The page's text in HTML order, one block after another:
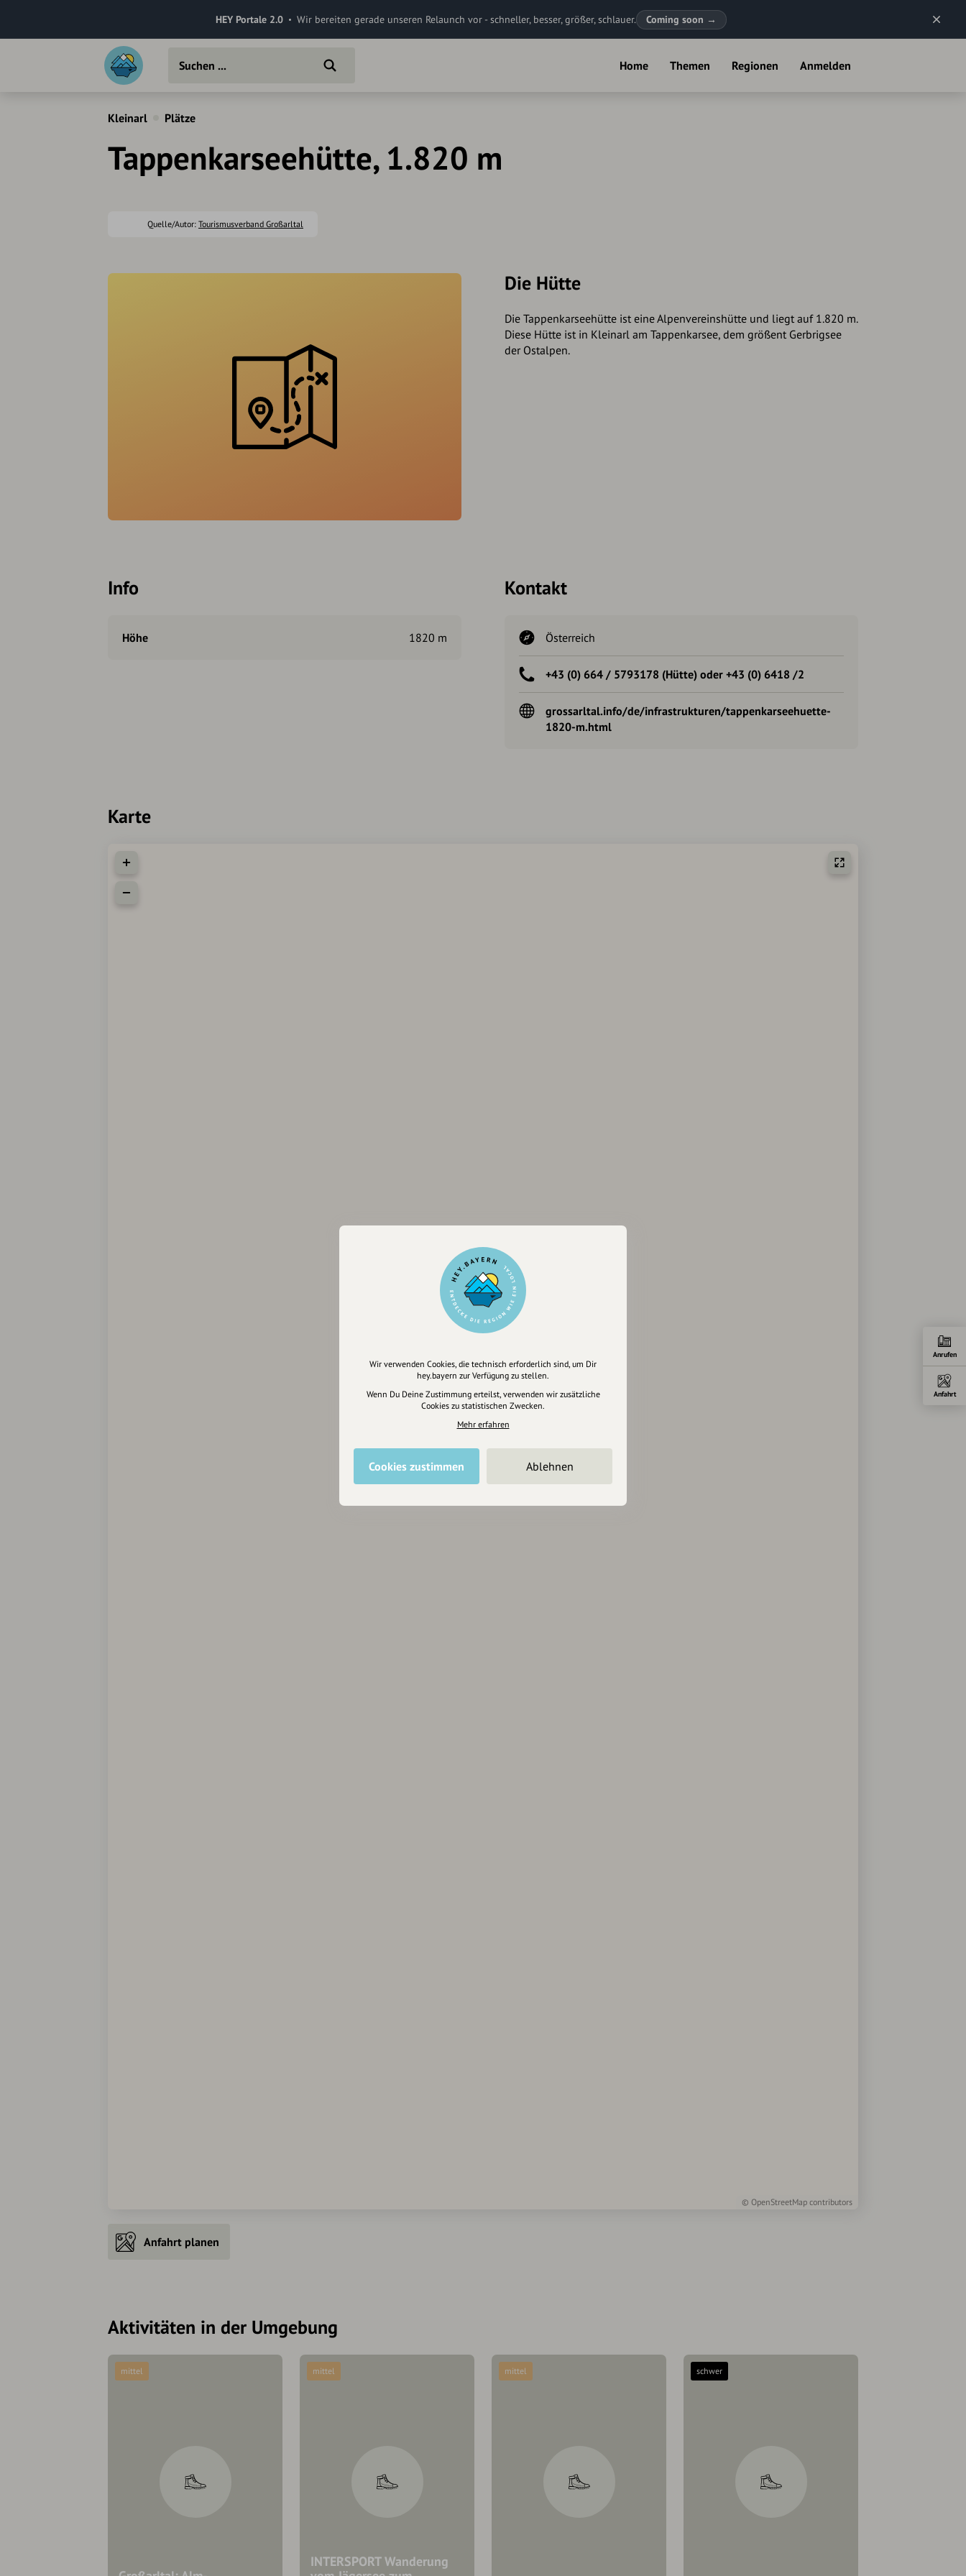
HEY Portale 2.0 Wir bereiten gerade unseren Relaunch vor - schneller, besser, größer, schlauer. Coming soon →
Home Themen Regionen Anmelden
Kleinarl Plätze
Tappenkarseehütte, 1.820 m
Quelle/Autor: Tourismusverband Großarltal
Die Hütte
Die Tappenkarseehütte ist eine Alpenvereinshütte und liegt auf 1.820 m.
Diese Hütte ist in Kleinarl am Tappenkarsee, dem größent Gerbrigsee
der Ostalpen.
Info
Höhe 1820 m
Kontakt
Österreich
+43 (0) 664 / 5793178 (Hütte) oder +43 (0) 6418 /2
grossarltal.info/de/infrastrukturen/tappenkarseehuette-
1820-m.html
Karte
© OpenStreetMap contributors
Anfahrt planen
Aktivitäten in der Umgebung
mittel
INTERSPORT Wanderung
mittel mittel schwer
Anrufen
Anfahrt
Wir verwenden Cookies, die technisch erforderlich sind, um Dir
hey.bayern zur Verfügung zu stellen.
Wenn Du Deine Zustimmung erteilst, verwenden wir zusätzliche
Cookies zu statistischen Zwecken.
Mehr erfahren
Cookies zustimmen Ablehnen